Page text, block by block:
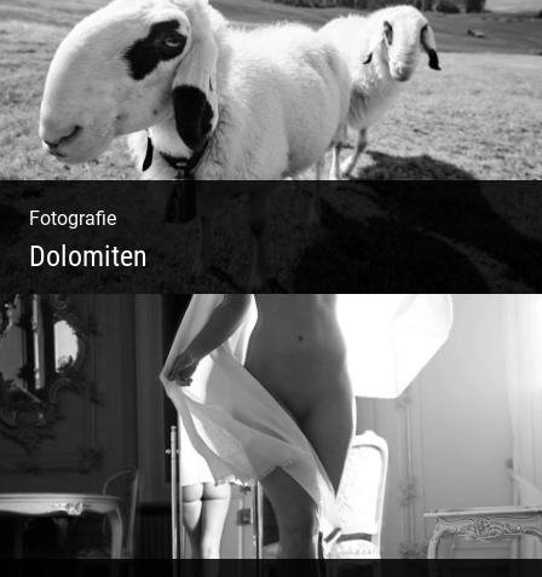
Fotografie
Dolomiten
Sommer & Winter | Berge & Wiesen | Kühe &
Schafe | Gipfel & Täler